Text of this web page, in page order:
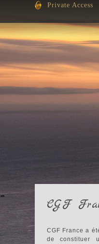
Private Access
CGF
CGF France a
de constituer